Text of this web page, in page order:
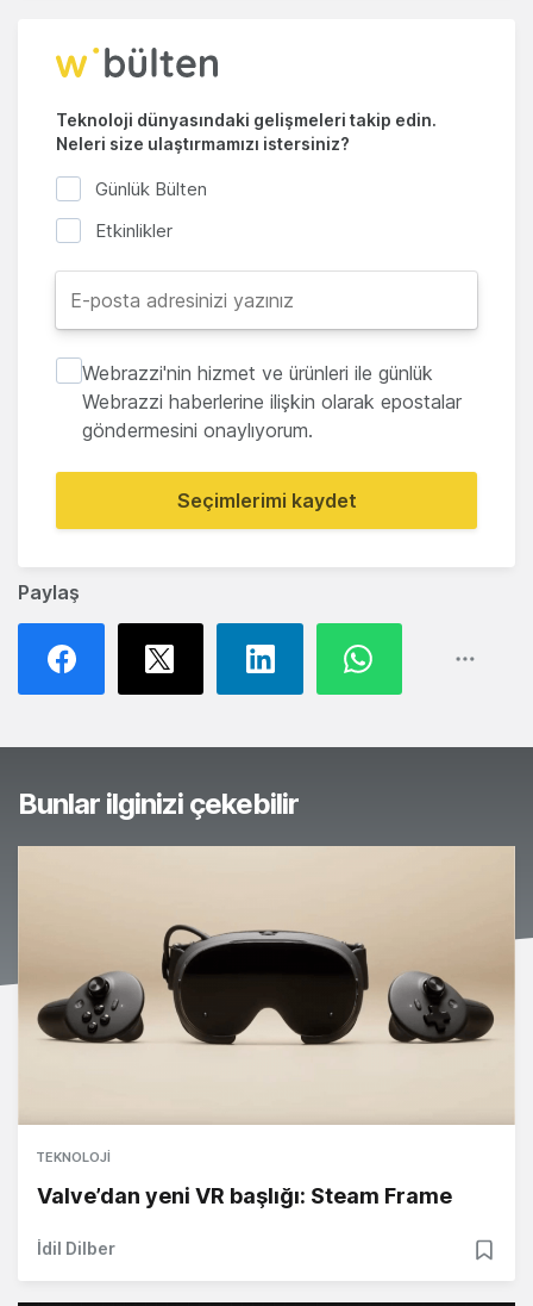
Paylaş
Teknoloji dünyasındaki gelişmeleri takip edin.
Neleri size ulaştırmamızı istersiniz?
Günlük Bülten
Etkinlikler
Webrazzi'nin hizmet ve ürünleri ile günlük
Webrazzi haberlerine ilişkin olarak epostalar
göndermesini onaylıyorum.
Seçimlerimi kaydet
Bunlar ilginizi çekebilir
TEKNOLOJI
Valve’dan yeni VR başlığı: Steam Frame
İdil Dilber